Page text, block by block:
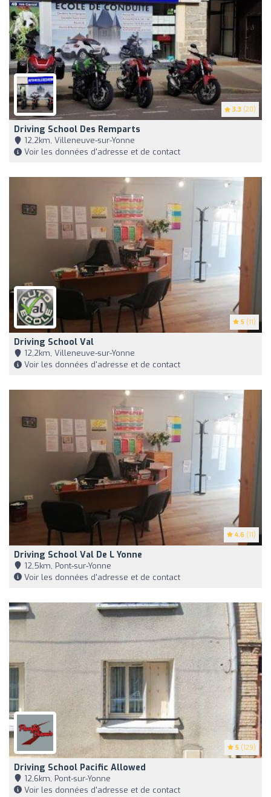
3.3 (20)
Driving School Des Remparts
12,2km, Villeneuve-sur-Yonne
Voir les données d'adresse et de contact
5 (11)
Driving School Val
12,2km, Villeneuve-sur-Yonne
Voir les données d'adresse et de contact
4.6 (11)
Driving School Val De L Yonne
12,5km, Pont-sur-Yonne
Voir les données d'adresse et de contact
5 (129)
Driving School Pacific Allowed
12,6km, Pont-sur-Yonne
Voir les données d'adresse et de contact